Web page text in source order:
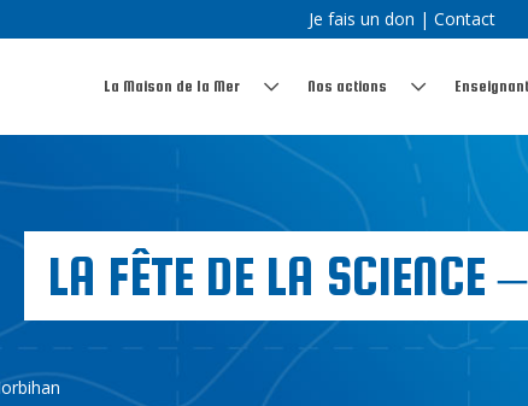
Je fais un don | Contact
La Maison de la Mer Nos actions
LA FÊTE DE LA SCIENCE